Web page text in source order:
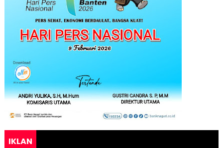
IKLAN